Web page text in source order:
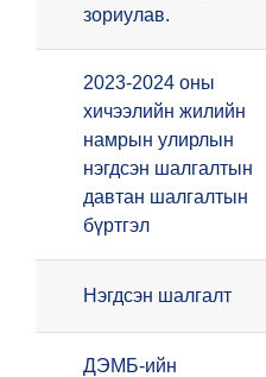
зориулав.
2023-2024 оны
хичээлийн жилийн
намрын улирлын
нэгдсэн шалгалтын
давтан шалгалтын
бүртгэл
Нэгдсэн шалгалт
ДЭМБ-ийн